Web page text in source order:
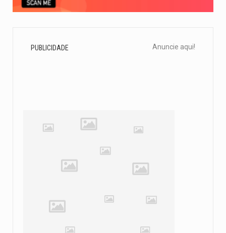
PUBLICIDADE Anuncie aqui!